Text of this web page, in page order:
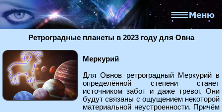
Ретроградные планеты в 2023 году для Овна
Меркурий
Для Овнов ретроградный Меркурий в
определённой степени станет
источником забот и даже тревог. Они
будут связаны с ощущением некоторой
материальной неустроенности. Причём